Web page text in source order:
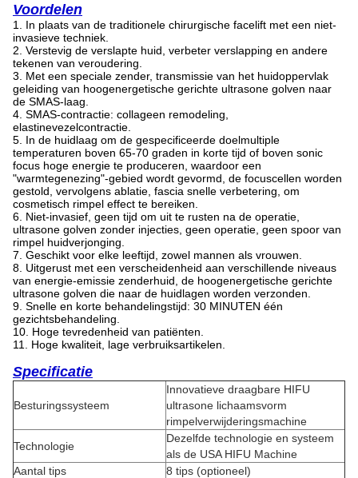
Voordelen
1. In plaats van de traditionele chirurgische facelift met een niet-
invasieve techniek.
2. Verstevig de verslapte huid, verbeter verslapping en andere
tekenen van veroudering.
3. Met een speciale zender, transmissie van het huidoppervlak
geleiding van hoogenergetische gerichte ultrasone golven naar
de SMAS-laag.
4. SMAS-contractie: collageen remodeling,
elastinevezelcontractie.
5. In de huidlaag om de gespecificeerde doelmultiple
temperaturen boven 65-70 graden in korte tijd of boven sonic
focus hoge energie te produceren, waardoor een
"warmtegenezing"-gebied wordt gevormd, de focuscellen worden
gestold, vervolgens ablatie, fascia snelle verbetering, om
cosmetisch rimpel effect te bereiken.
6. Niet-invasief, geen tijd om uit te rusten na de operatie,
ultrasone golven zonder injecties, geen operatie, geen spoor van
rimpel huidverjonging.
7. Geschikt voor elke leeftijd, zowel mannen als vrouwen.
8. Uitgerust met een verscheidenheid aan verschillende niveaus
van energie-emissie zenderhuid, de hoogenergetische gerichte
ultrasone golven die naar de huidlagen worden verzonden.
9. Snelle en korte behandelingstijd: 30 MINUTEN één
gezichtsbehandeling.
10. Hoge tevredenheid van patiënten.
11. Hoge kwaliteit, lage verbruiksartikelen.
Specificatie
Besturingssysteem
Innovatieve draagbare HIFU
ultrasone lichaamsvorm
rimpelverwijderingsmachine
Technologie
Dezelfde technologie en systeem
als de USA HIFU Machine
Aantal tips
8 tips (optioneel)